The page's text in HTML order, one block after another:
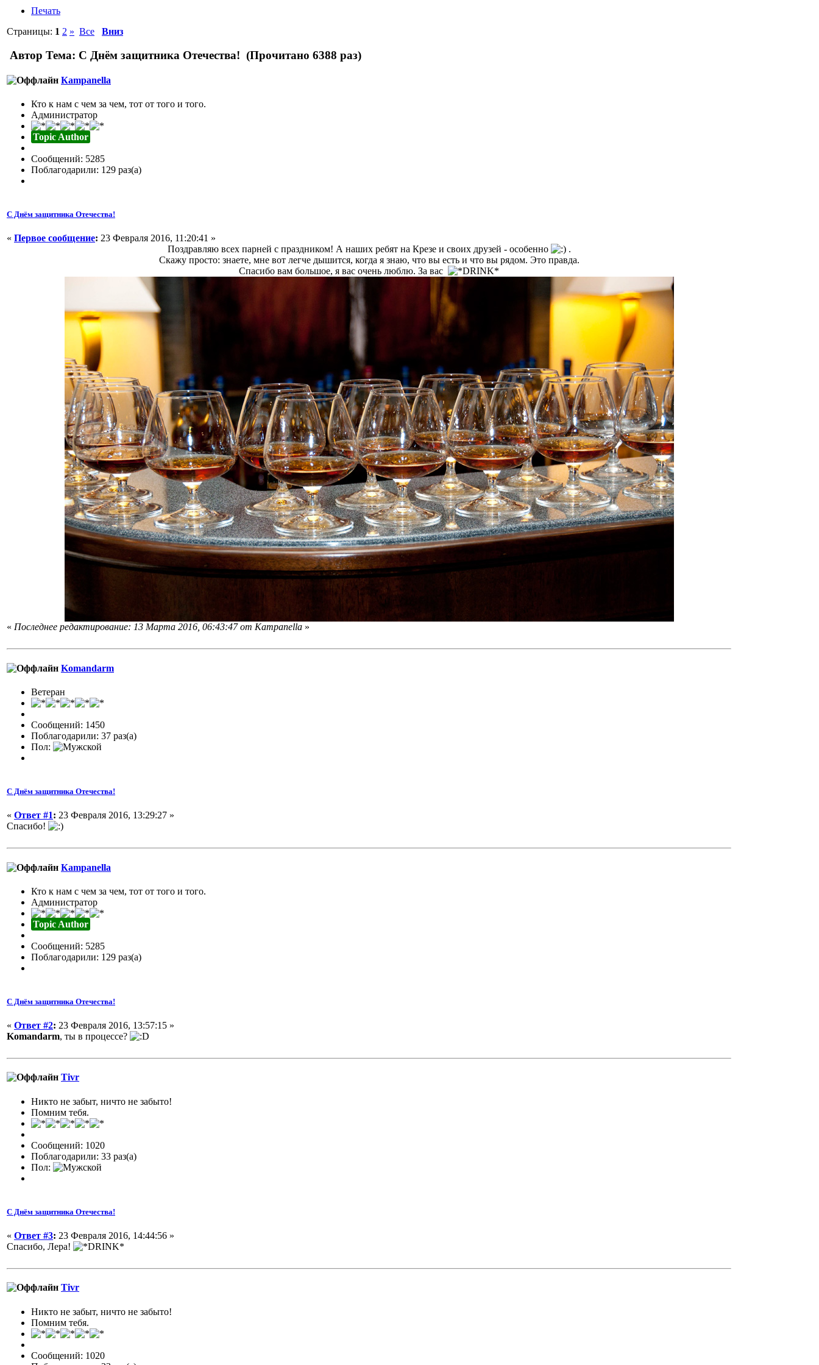
Печать
Страницы: 1 2 » Все Вниз
Автор Тема: С Днём защитника Отечества! (Прочитано 6388 раз)
Кampanella
Кто к нам с чем за чем, тот от того и того.
Администратор
Topic Author
Сообщений: 5285
Поблагодарили: 129 раз(а)
С Днём защитника Отечества!
« Первое сообщение: 23 Февраля 2016, 11:20:41 »
Поздравляю всех парней с праздником! А наших ребят на Крезе и своих друзей - особенно
.
Скажу просто: знаете, мне вот легче дышится, когда я знаю, что вы есть и что вы рядом. Это правда.
Спасибо вам большое, я вас очень люблю. За вас
« Последнее редактирование: 13 Марта 2016, 06:43:47 от Кampanella »
Komandarm
Ветеран
Сообщений: 1450
Поблагодарили: 37 раз(а)
Пол:
С Днём защитника Отечества!
« Ответ #1: 23 Февраля 2016, 13:29:27 »
Спасибо!
Кampanella
Кто к нам с чем за чем, тот от того и того.
Администратор
Topic Author
Сообщений: 5285
Поблагодарили: 129 раз(а)
С Днём защитника Отечества!
« Ответ #2: 23 Февраля 2016, 13:57:15 »
Komandarm, ты в процессе?
Tivr
Никто не забыт, ничто не забыто!
Помним тебя.
Сообщений: 1020
Поблагодарили: 33 раз(а)
Пол:
С Днём защитника Отечества!
« Ответ #3: 23 Февраля 2016, 14:44:56 »
Спасибо, Лера!
Tivr
Никто не забыт, ничто не забыто!
Помним тебя.
Сообщений: 1020